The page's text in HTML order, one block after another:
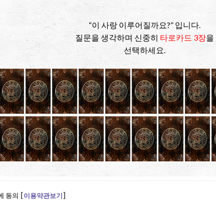
“이 사랑 이루어질까요?” 입니다.
질문을 생각하며 신중히 타로카드 3장을
선택하세요.
동의 [이용약관보기]